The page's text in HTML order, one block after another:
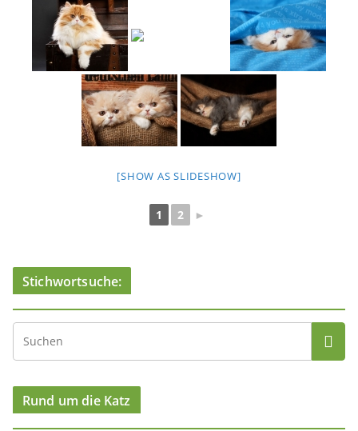
[SHOW AS SLIDESHOW]
1 2 ►
Stichwortsuche:
Rund um die Katz